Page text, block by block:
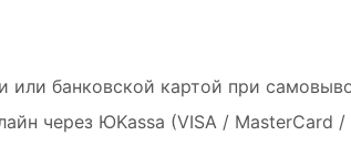
или банковской картой при
через ЮKassa (VISA /